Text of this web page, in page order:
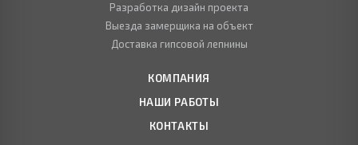
Разработка дизайн проекта
Выезда замерщика на объект
Доставка гипсовой лепнины
КОМПАНИЯ
НАШИ РАБОТЫ
КОНТАКТЫ